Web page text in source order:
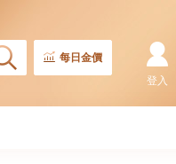
每日金價
登入